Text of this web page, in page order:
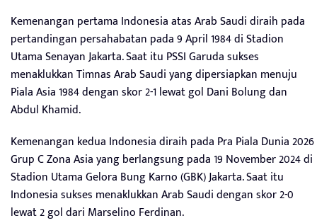
Kemenangan pertama Indonesia atas Arab Saudi diraih pada
pertandingan persahabatan pada 9 April 1984 di Stadion
Utama Senayan Jakarta. Saat itu PSSI Garuda sukses
menaklukkan Timnas Arab Saudi yang dipersiapkan menuju
Piala Asia 1984 dengan skor 2-1 lewat gol Dani Bolung dan
Abdul Khamid.
Kemenangan kedua Indonesia diraih pada Pra Piala Dunia 2026
Grup C Zona Asia yang berlangsung pada 19 November 2024 di
Stadion Utama Gelora Bung Karno (GBK) Jakarta. Saat itu
Indonesia sukses menaklukkan Arab Saudi dengan skor 2-0
lewat 2 gol dari Marselino Ferdinan.